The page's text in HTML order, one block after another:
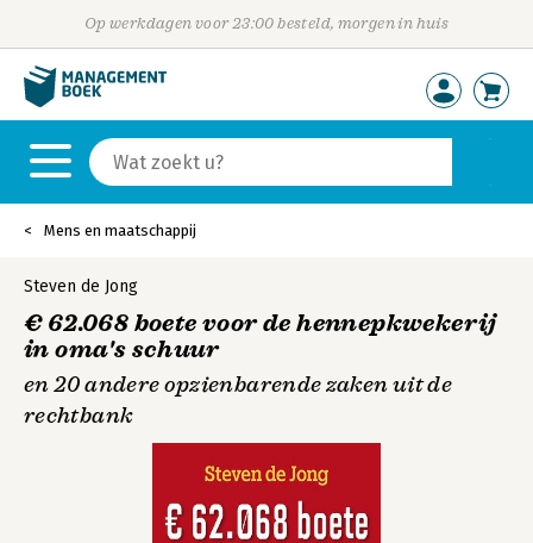
Op werkdagen voor 23:00 besteld, morgen in huis
Mens en maatschappij
Steven de Jong
€ 62.068 boete voor de hennepkwekerij
in oma's schuur
en 20 andere opzienbarende zaken uit de
rechtbank